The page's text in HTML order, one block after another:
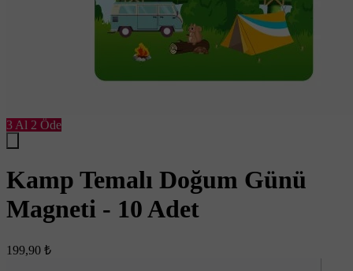
3 Al 2 Öde
Kamp Temalı Doğum Günü
Magneti - 10 Adet
199,90 ₺